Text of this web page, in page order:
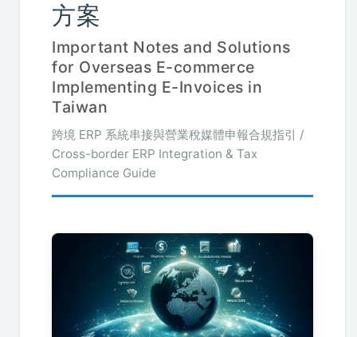
方案
Important Notes and Solutions
for Overseas E-commerce
Implementing E-Invoices in
Taiwan
跨境 ERP 系統串接與營業稅媒體申報合規指引 /
Cross-border ERP Integration & Tax
Compliance Guide